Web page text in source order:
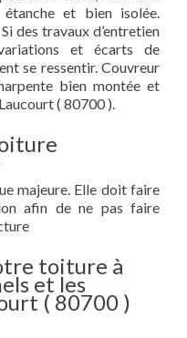
et bien isolée.
des travaux d’entretien
et écarts de
se ressentir. Couvreur
bien montée et
( 80700 ).
majeure. Elle doit faire
afin de ne pas faire
toiture à
et les
( 80700 )